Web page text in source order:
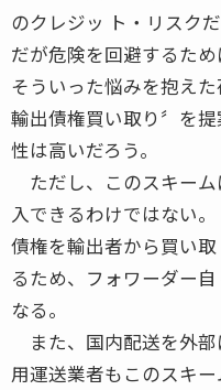
のクレジッ ト・リスクだ
だが危険を回避するため
そういった悩みを抱え
輸出債権買い取り〞を
性は高いだろう。
ただし、このスキー
入できるわけではない。
債権を輸出者から買い
るため、フォワーダー
なる。
また、国内配送を外
用運送業者もこのスキー